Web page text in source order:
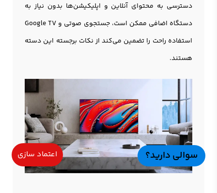
دسترسی به محتوای آنلاین و اپلیکیشن‌ها بدون نیاز به
دستگاه اضافی ممکن است، جستجوی صوتی و Google TV
استفاده راحت را تضمین می‌کند از نکات برجسته این دسته
هستند.
سوالی دارید؟ اعتماد سازی